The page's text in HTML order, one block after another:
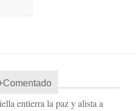
entierra la paz y alista a